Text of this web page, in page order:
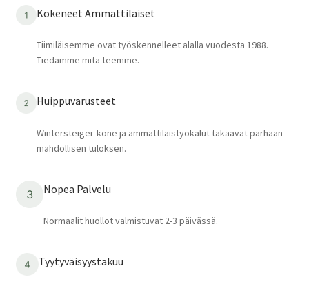
Kokeneet Ammattilaiset
Tiimiläisemme ovat työskennelleet alalla vuodesta 1988.
Tiedämme mitä teemme.
Huippuvarusteet
Wintersteiger-kone ja ammattilaistyökalut takaavat parhaan
mahdollisen tuloksen.
Nopea Palvelu
Normaalit huollot valmistuvat 2-3 päivässä.
Tyytyväisyystakuu